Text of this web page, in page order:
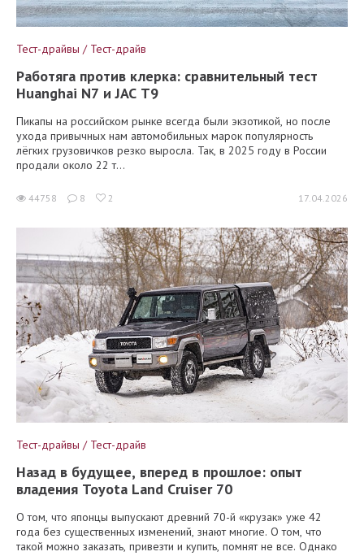
Тест-драйвы / Тест-драйв
Работяга против клерка: сравнительный тест
Huanghai N7 и JAC T9
Пикапы на российском рынке всегда были экзотикой, но после
ухода привычных нам автомобильных марок популярность
лёгких грузовичков резко выросла. Так, в 2025 году в России
продали около 22 т...
44758 8 2 17.04.2026
Тест-драйвы / Тест-драйв
Назад в будущее, вперед в прошлое: опыт
владения Toyota Land Cruiser 70
О том, что японцы выпускают древний 70-й «крузак» уже 42
года без существенных изменений, знают многие. О том, что
такой можно заказать, привезти и купить, помнят не все. Однако